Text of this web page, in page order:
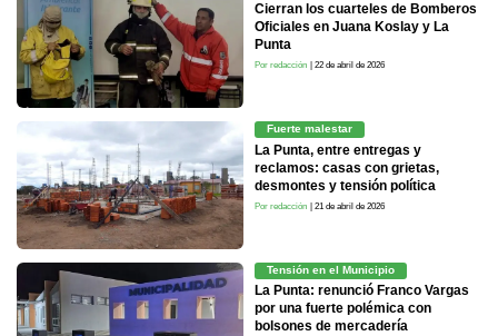
Cierran los cuarteles de Bomberos
Oficiales en Juana Koslay y La
Punta
Por redacción | 22 de abril de 2026
Fuerte malestar
La Punta, entre entregas y
reclamos: casas con grietas,
desmontes y tensión política
Por redacción | 21 de abril de 2026
Tensión en el Municipio
La Punta: renunció Franco Vargas
por una fuerte polémica con
bolsones de mercadería